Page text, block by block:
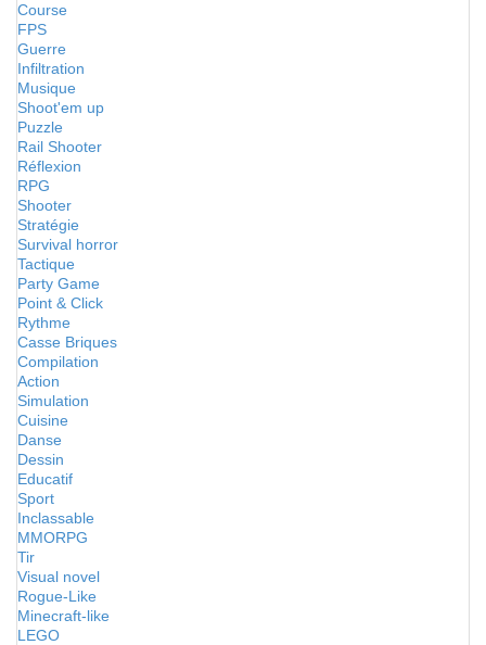
Course
FPS
Guerre
Infiltration
Musique
Shoot'em up
Puzzle
Rail Shooter
Réflexion
RPG
Shooter
Stratégie
Survival horror
Tactique
Party Game
Point & Click
Rythme
Casse Briques
Compilation
Action
Simulation
Cuisine
Danse
Dessin
Educatif
Sport
Inclassable
MMORPG
Tir
Visual novel
Rogue-Like
Minecraft-like
LEGO